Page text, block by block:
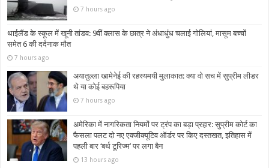
7 hours ago
थाईलैंड के स्कूल में खूनी तांडव: 9वीं क्लास के छात्र ने अंधाधुंध चलाई गोलियां, मासूम बच्चों
समेत 6 की दर्दनाक मौत
7 hours ago
अयातुल्ला खामेनेई की रहस्यमयी मुलाकात: क्या वो सच में सुप्रीम लीडर
थे या कोई बहरूपिया
7 hours ago
अमेरिका में नागरिकता नियमों पर ट्रंप का बड़ा प्रहार: सुप्रीम कोर्ट का
फैसला पलट दो नए एक्जीक्यूटिव ऑर्डर पर किए दस्तखत, इतिहास में
पहली बार ‘बर्थ टूरिज्म’ पर लगा बैन
13 hours ago